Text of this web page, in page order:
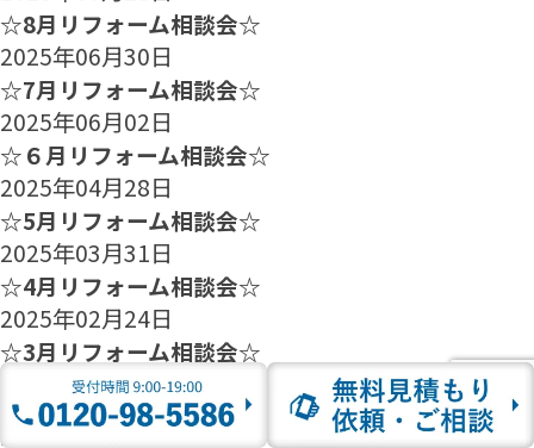
☆8月リフォーム相談会☆
2025年06月30日
☆7月リフォーム相談会☆
2025年06月02日
☆６月リフォーム相談会☆
2025年04月28日
☆5月リフォーム相談会☆
2025年03月31日
☆4月リフォーム相談会☆
2025年02月24日
☆3月リフォーム相談会☆
2025年01月27日
☆2月のリフォーム相談会のご案内☆